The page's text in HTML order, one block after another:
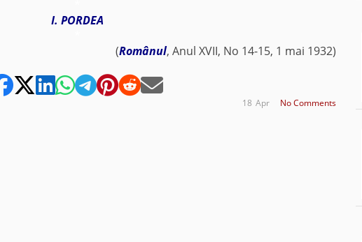
I. PORDEA
(Românul, Anul XVII, No 14-15, 1 mai 1932)
No Comments
Apr
18